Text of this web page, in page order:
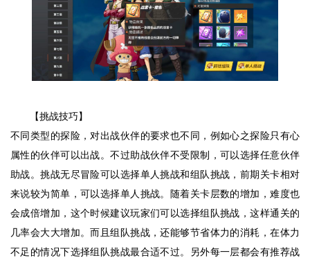
【挑战技巧】
不同类型的探险，对出战伙伴的要求也不同，例如心之探险只有心
属性的伙伴可以出战。不过助战伙伴不受限制，可以选择任意伙伴
助战。挑战无尽冒险可以选择单人挑战和组队挑战，前期关卡相对
来说较为简单，可以选择单人挑战。随着关卡层数的增加，难度也
会成倍增加，这个时候建议玩家们可以选择组队挑战，这样通关的
几率会大大增加。而且组队挑战，还能够节省体力的消耗，在体力
不足的情况下选择组队挑战最合适不过。另外每一层都会有推荐战